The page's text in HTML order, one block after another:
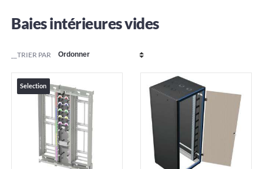
Baies intérieures vides
__TRIER PAR
Selection